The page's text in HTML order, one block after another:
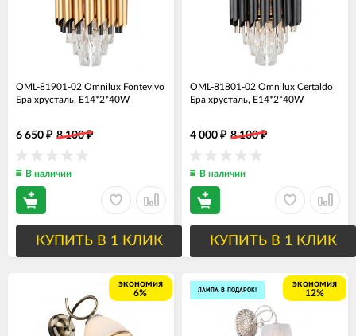
OML-81901-02 Omnilux Fontevivo
Бра хрусталь, E14*2*40W
6 650 ₽ 8 100₽
В наличии
КУПИТЬ В 1 КЛИК
OML-81801-02 Omnilux Certaldo
Бра хрусталь, E14*2*40W
4 000 ₽ 8 100₽
В наличии
КУПИТЬ В 1 КЛИК
экономия
6%
ЛАМПА В ПОДАРОК!
экономия
12%